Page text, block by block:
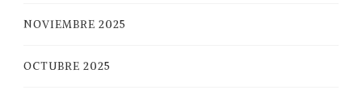
NOVIEMBRE 2025
OCTUBRE 2025